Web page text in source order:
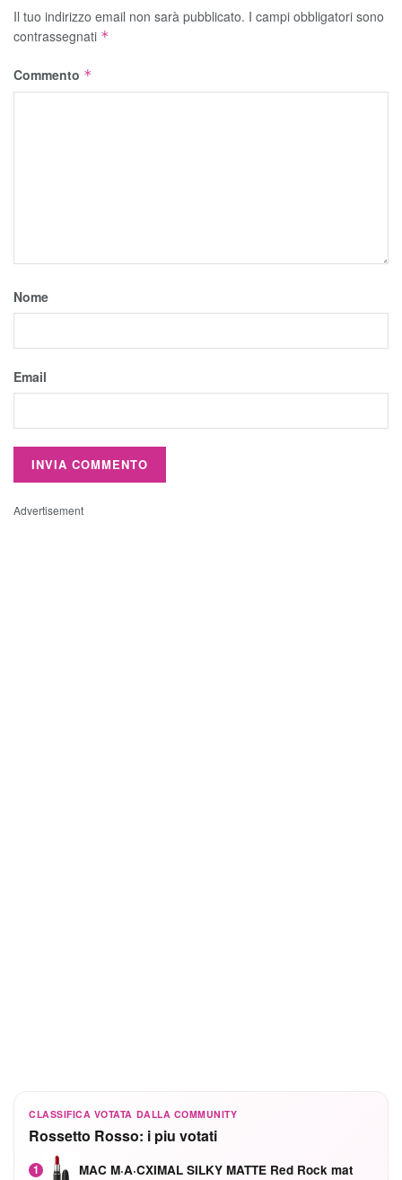
Il tuo indirizzo email non sarà pubblicato. I campi obbligatori sono
contrassegnati *
Commento *
Nome
Email
Advertisement
CLASSIFICA VOTATA DALLA COMMUNITY
Rossetto Rosso: i piu votati
1 MAC M·A·CXIMAL SILKY MATTE Red Rock mat